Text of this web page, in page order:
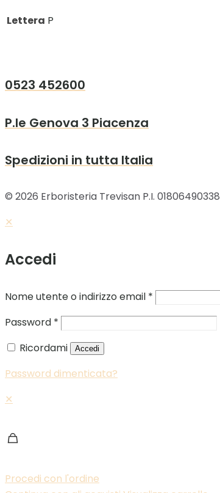
Lettera P
0523 452600
P.le Genova 3 Piacenza
Spedizioni in tutta Italia
© 2026 Erboristeria Trevisan P.I. 01806490338
✕
Accedi
Nome utente o indirizzo email *
Password *
Ricordami
Accedi
Password dimenticata?
✕
Procedi con l'ordine